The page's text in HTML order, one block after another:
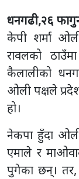
धनगढी,२६
केपी शर्मा
रावलको
कैलालीको
ओली पक्षले
हो।
नेकपा हुँदा
एमाले र
पुगेका छन्। तर,